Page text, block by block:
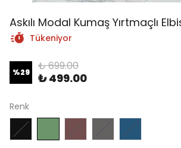
Askılı Modal Kumaş Yırtmaçlı
Tükeniyor
%29 ₺ 699.00
₺ 499.00
Renk